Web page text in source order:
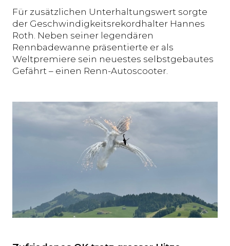
Für zusätzlichen Unterhaltungswert sorgte
der Geschwindigkeitsrekordhalter Hannes
Roth. Neben seiner legendären
Rennbadewanne präsentierte er als
Weltpremiere sein neuestes selbstgebautes
Gefährt – einen Renn-Autoscooter.